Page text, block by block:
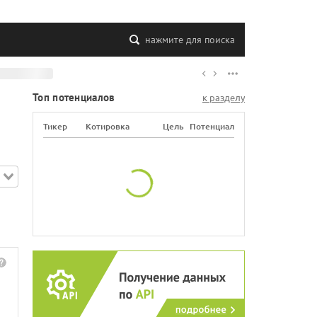
нажмите для поиска
Топ потенциалов к разделу
Тикер Котировка Цель Потенциал